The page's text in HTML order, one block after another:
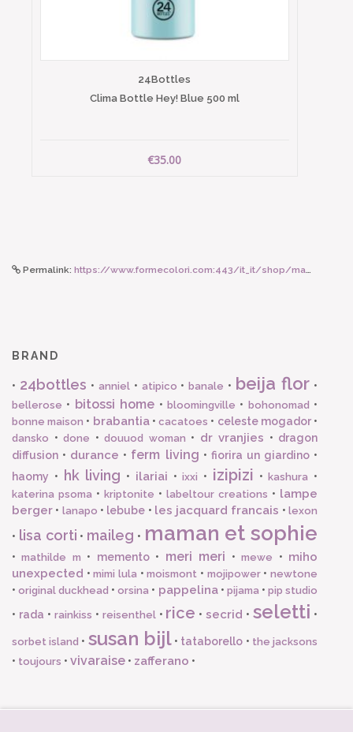
24Bottles
Clima Bottle Hey! Blue 500 ml
€35.00
Permalink: https://www.formecolori.com:443/it_it/shop/maman_et_sophie/collane_e_girocolli/maman_et_sophie_orecchino_earcuff_in_chains_e_pietre/6695
BRAND
• 24bottles • anniel• atipico •banale • beija flor •
bellerose • bitossi home • bloomingville • bohonomad •
bonne maison • brabantia•cacatoes • celeste mogador•
dansko • done • douuod woman • dr vranjies • dragon
diffusion • durance • ferm living • fiorira un giardino•
haomy • hk living • ilariai •ixxi • izipizi •kashura •
katerina psoma • kriptonite • labeltour creations • lampe
berger • lanapo • lebube • les jacquard francais •lexon
• lisa corti • maileg • maman et sophie
•mathilde m • memento• meri meri •mewe • miho
unexpected •mimi lula •moismont • mojipower•newtone
•original duckhead •orsina • pappelina• pijama • pip studio
• rada • rainkiss • reisenthel• rice •secrid •seletti •
sorbet island • susan bijl• tataborello • the jacksons
• toujours • vivaraise • zafferano •